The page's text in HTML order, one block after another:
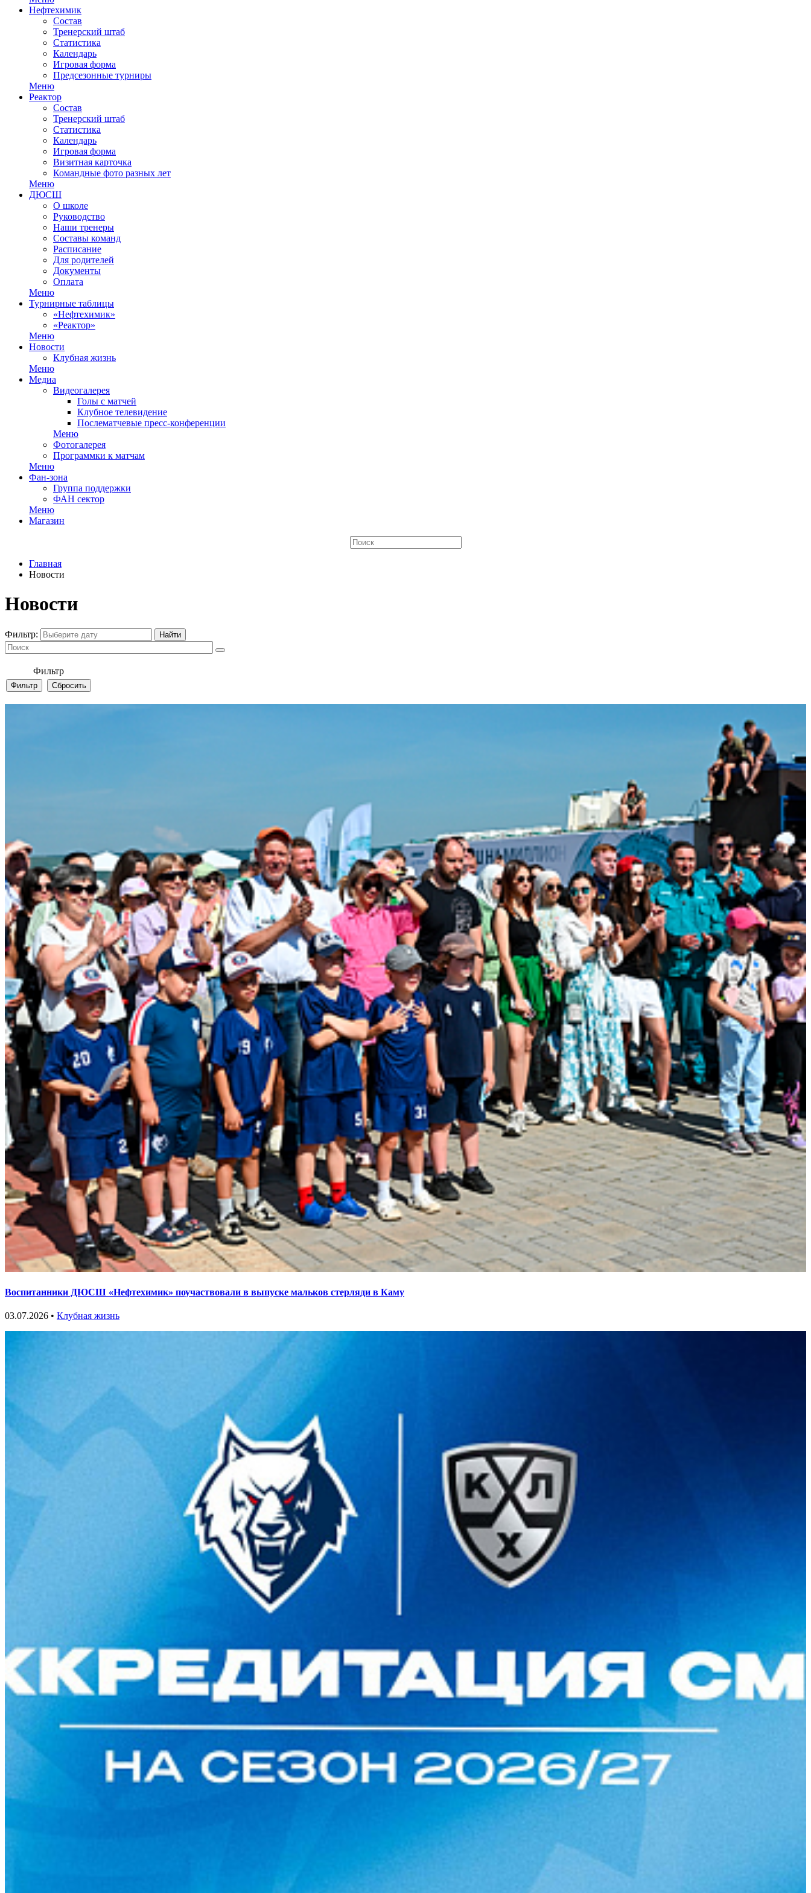
Нефтехимик
Состав
Тренерский штаб
Статистика
Календарь
Игровая форма
Предсезонные турниры
Меню
Реактор
Состав
Тренерский штаб
Статистика
Календарь
Игровая форма
Визитная карточка
Командные фото разных лет
Меню
ДЮСШ
О школе
Руководство
Наши тренеры
Составы команд
Расписание
Для родителей
Документы
Оплата
Меню
Турнирные таблицы
«Нефтехимик»
«Реактор»
Меню
Новости
Клубная жизнь
Меню
Медиа
Видеогалерея
Голы с матчей
Клубное телевидение
Послематчевые пресс-конференции
Меню
Фотогалерея
Программки к матчам
Меню
Фан-зона
Группа поддержки
ФАН сектор
Меню
Магазин
Главная
Новости
Новости
Фильтр:
Фильтр
Воспитанники ДЮСШ «Нефтехимик» поучаствовали в выпуске мальков стерляди в Каму
03.07.2026 • Клубная жизнь